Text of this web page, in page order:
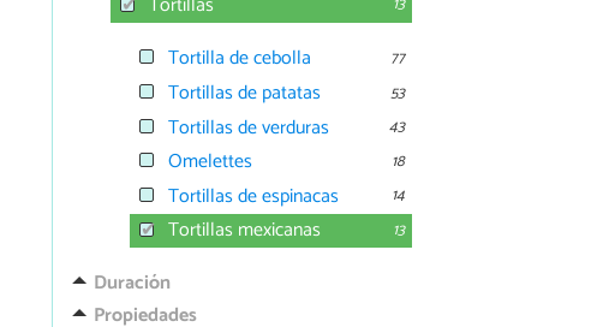
Tortilla de cebolla 77
Tortillas de patatas 53
Tortillas de verduras 43
Omelettes 18
Tortillas de espinacas 14
Tortillas mexicanas 13
Duración
Propiedades